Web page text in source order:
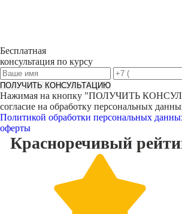
Бесплатная
консультация по курсу
ПОЛУЧИТЬ КОНСУЛЬТАЦИЮ
Нажимая на кнопку "ПОЛУЧИТЬ
согласие на обработку персональных
Политикой обработки персональных
оферты
Красноречивый